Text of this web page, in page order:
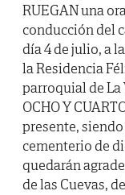
RUEGAN una
conducción del
día 4 de julio, a
la Residencia
parroquial de La
OCHO Y
presente,
cementerio de
quedarán
de las Cuevas,